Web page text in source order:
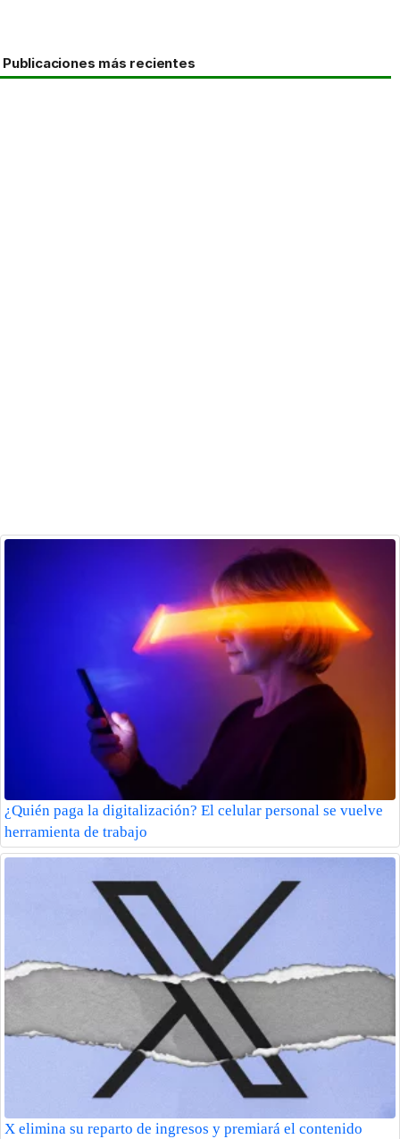
Publicaciones más recientes
¿Quién paga la digitalización? El celular personal se vuelve
herramienta de trabajo
X elimina su reparto de ingresos y premiará el contenido